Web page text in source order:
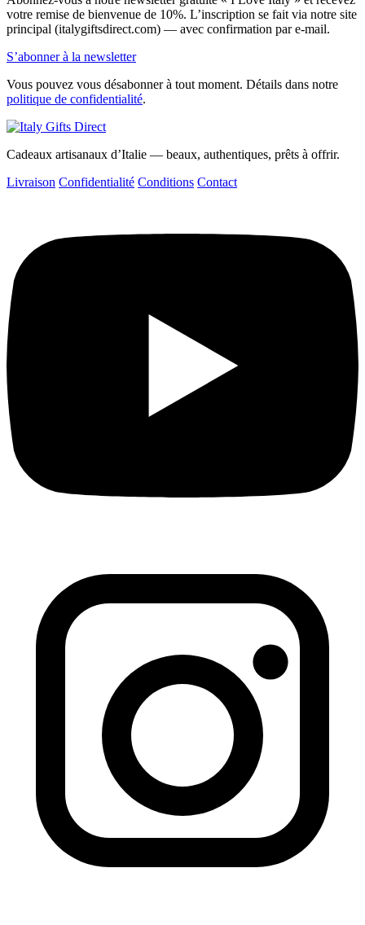
votre remise de bienvenue de 10%. L’inscription se fait via notre site
principal (italygiftsdirect.com) — avec confirmation par e-mail.
S’abonner à la newsletter
Vous pouvez vous désabonner à tout moment. Détails dans notre
politique de confidentialité.
Cadeaux artisanaux d’Italie — beaux, authentiques, prêts à offrir.
Livraison Confidentialité Conditions Contact